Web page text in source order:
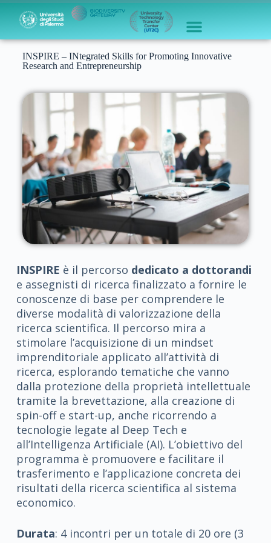
INSPIRE – INtegrated Skills for Promoting Innovative
Research and Entrepreneurship
INSPIRE è il percorso dedicato a dottorandi
e assegnisti di ricerca finalizzato a fornire le
conoscenze di base per comprendere le
diverse modalità di valorizzazione della
ricerca scientifica. Il percorso mira a
stimolare l’acquisizione di un mindset
imprenditoriale applicato all’attività di
ricerca, esplorando tematiche che vanno
dalla protezione della proprietà intellettuale
tramite la brevettazione, alla creazione di
spin-off e start-up, anche ricorrendo a
tecnologie legate al Deep Tech e
all’Intelligenza Artificiale (AI). L’obiettivo del
programma è promuovere e facilitare il
trasferimento e l’applicazione concreta dei
risultati della ricerca scientifica al sistema
economico.
Durata: 4 incontri per un totale di 20 ore (3